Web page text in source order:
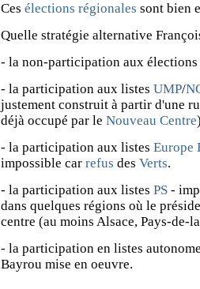
Ces élections régionales sont bien
Quelle stratégie alternative
- la non-participation aux
- la participation aux listes UMP/
justement construit à partir d'une
déjà occupé par le Nouveau Centre
- la participation aux listes Europe
impossible car refus des Verts.
- la participation aux listes PS -
dans quelques régions où le
centre (au moins Alsace, Pays-de-
- la participation en listes
Bayrou mise en oeuvre.